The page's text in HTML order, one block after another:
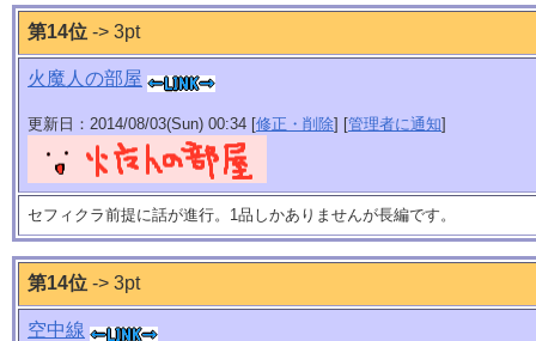
第14位 -> 3pt
火魔人の部屋
更新日：2014/08/03(Sun) 00:34 [修正・削除] [管理者に通知]
セフィクラ前提に話が進行。1品しかありませんが長編です。
第14位 -> 3pt
空中線